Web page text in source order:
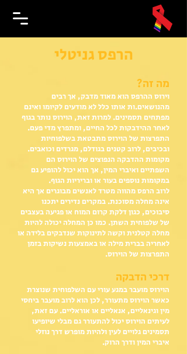
הרפס גניטלי
מה זה?
וירוס ההרפס הוא מאוד מדבק, אך רבים
מהנושאים.ות אותו כלל לא מודעים לקיומו ואינם
מפתחים תסמינים. למרות זאת, הוירוס נותר בגוף
לאחר ההידבקות לכל החיים, ומתפרץ מדי פעם.
התפרצות של הוירוס מתבטאת בשלפוחיות
ובכיבים, לרוב קטנים בגודלם, מגרדים וכואבים.
מקומות ההדבקה הנפוצים של הוירוס הם
השפתיים ואיברי המין, אך הוא יכול להופיע גם
במקומות נוספים בעור או ובריריות הגוף.
לרוב הרפס מהווה מטרד לאנשים מבוגרים אך היא
אינה מחלה מסוכנת. במקרים נדירים יתכנו
סיבוכים, כגון דלקת קרום המוח או פגיעה בעצבים
של שלפוחית השתן. כמו כן המחלה יכולה להיות
מחלה קטלנית וקשה לתינוקות שנדבקים בלידה או
לאחריה בברית מילה או באמצעות נשיקות בזמן
התפרצות של הוירוס.
דרכי הדבקה
הוירוס מועבר במגע עורי עם השלפוחית שנוצרת
כאשר הוירוס מתעורר, לכן הוא לרוב מועבר ביחסי
מין וגינאליים, אנאליים או אוראליים. עם זאת,
לעיתים הוירוס יכול להתעורר גם מבלי שיופיעו
תסמינים גלויים לעין ולהיות מופרש דרך נוזלי
איברי המין ודרך הרוק.